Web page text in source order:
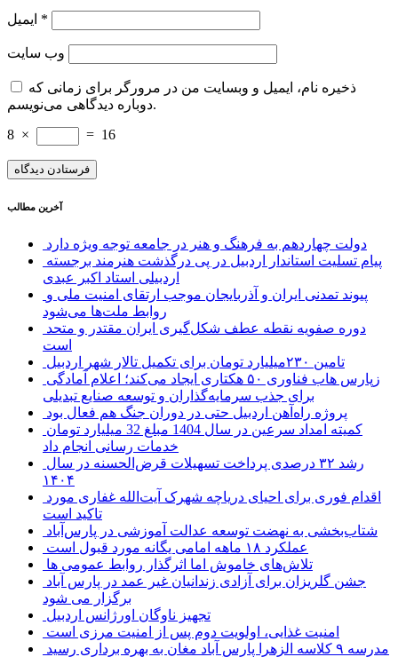
*
وب‌ سایت
ذخیره نام، ایمیل و وبسایت من در مرورگر برای زمانی که
دوباره دیدگاهی می‌نویسم.
8 × = 16
آخرین مطالب
دولت چهاردهم به فرهنگ و هنر در جامعه توجه ویژه دارد
اردبیلی استاد اکبر عبدی
روابط ملت‌ها می‌شود
است
تامین ۲۳۰میلیارد تومان برای تکمیل تالار شهر اردبیل
برای جذب سرمایه‌گذاران و توسعه صنایع تبدیلی
پروژه راه‌آهن اردبیل حتی در دوران جنگ هم فعال بود
خدمات رسانی انجام داد
۱۴۰۴
تاکید است
شتاب‌بخشی به نهضت توسعه عدالت آموزشی در پارس‌آباد
عملکرد ۱۸ ماهه امامی یگانه مورد قبول است
تلاش‌های خاموش اما اثرگذار روابط عمومی ها
برگزار می شود
تجهیز ناوگان اورژانس اردبیل
امنیت غذایی، اولویت دوم پس از امنیت مرزی است
مدرسه ۹ کلاسه الزهرا پارس آباد مغان به بهره برداری رسید